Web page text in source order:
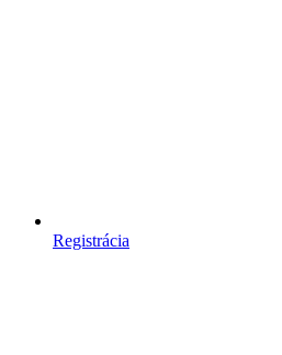
Registrácia